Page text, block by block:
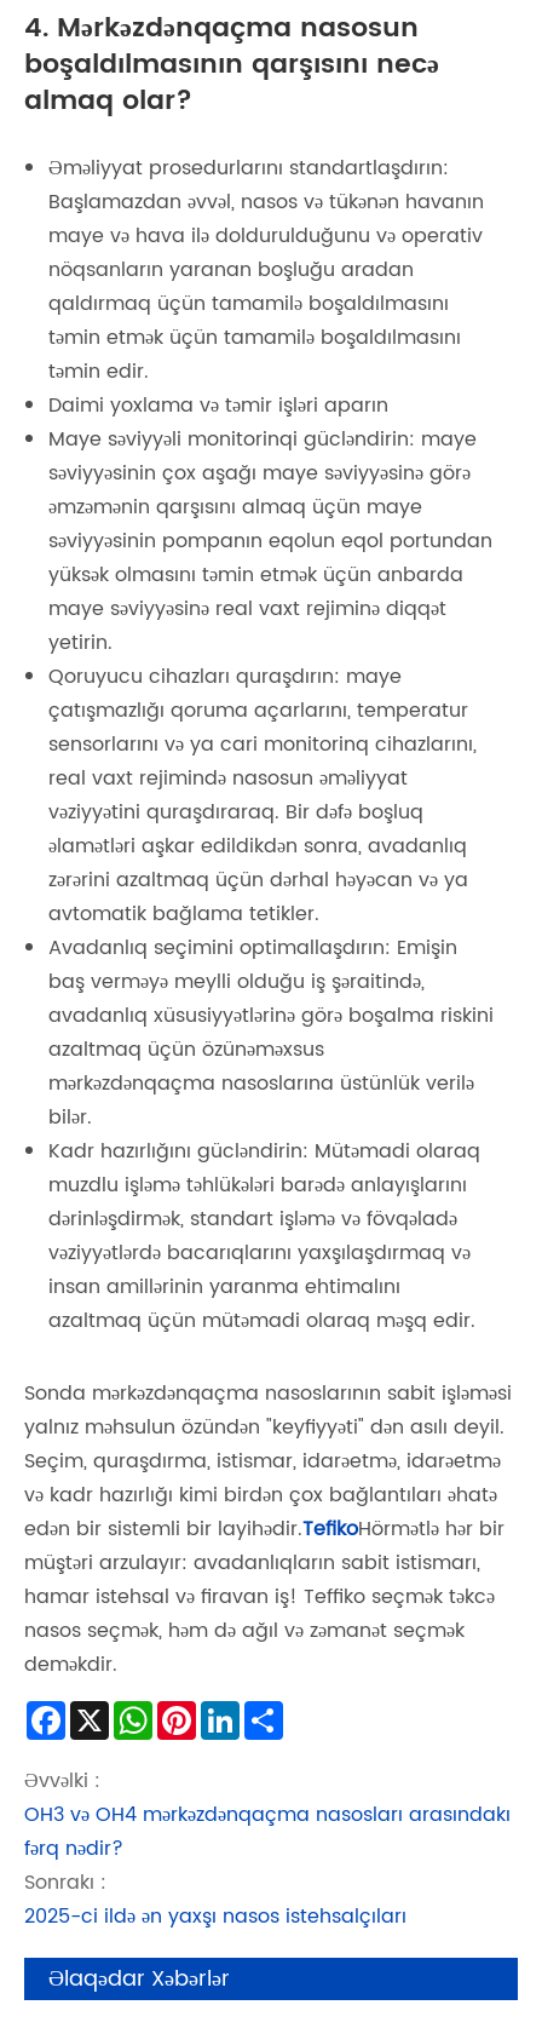
4. Mərkəzdənqaçma nasosun
boşaldılmasının qarşısını necə
almaq olar?
Əməliyyat prosedurlarını standartlaşdırın:
Başlamazdan əvvəl, nasos və tükənən havanın
maye və hava ilə doldurulduğunu və operativ
nöqsanların yaranan boşluğu aradan
qaldırmaq üçün tamamilə boşaldılmasını
təmin etmək üçün tamamilə boşaldılmasını
təmin edir.
Daimi yoxlama və təmir işləri aparın
Maye səviyyəli monitorinqi gücləndirin: maye
səviyyəsinin çox aşağı maye səviyyəsinə görə
əmzəmənin qarşısını almaq üçün maye
səviyyəsinin pompanın eqolun eqol portundan
yüksək olmasını təmin etmək üçün anbarda
maye səviyyəsinə real vaxt rejiminə diqqət
yetirin.
Qoruyucu cihazları quraşdırın: maye
çatışmazlığı qoruma açarlarını, temperatur
sensorlarını və ya cari monitorinq cihazlarını,
real vaxt rejimində nasosun əməliyyat
vəziyyətini quraşdıraraq. Bir dəfə boşluq
əlamətləri aşkar edildikdən sonra, avadanlıq
zərərini azaltmaq üçün dərhal həyəcan və ya
avtomatik bağlama tetikler.
Avadanlıq seçimini optimallaşdırın: Emişin
baş verməyə meylli olduğu iş şəraitində,
avadanlıq xüsusiyyətlərinə görə boşalma riskini
azaltmaq üçün özünəməxsus
mərkəzdənqaçma nasoslarına üstünlük verilə
bilər.
Kadr hazırlığını gücləndirin: Mütəmadi olaraq
muzdlu işləmə təhlükələri barədə anlayışlarını
dərinləşdirmək, standart işləmə və fövqəladə
vəziyyətlərdə bacarıqlarını yaxşılaşdırmaq və
insan amillərinin yaranma ehtimalını
azaltmaq üçün mütəmadi olaraq məşq edir.
Sonda mərkəzdənqaçma nasoslarının sabit işləməsi
yalnız məhsulun özündən "keyfiyyəti" dən asılı deyil.
Seçim, quraşdırma, istismar, idarəetmə, idarəetmə
və kadr hazırlığı kimi birdən çox bağlantıları əhatə
edən bir sistemli bir layihədir.TefikoHörmətlə hər bir
müştəri arzulayır: avadanlıqların sabit istismarı,
hamar istehsal və firavan iş! Teffiko seçmək təkcə
nasos seçmək, həm də ağıl və zəmanət seçmək
deməkdir.
Facebook
X WhatsApp
Pinterest
LinkedIn
Əvvəlki :
OH3 və OH4 mərkəzdənqaçma nasosları arasındakı
fərq nədir?
Sonrakı :
2025-ci ildə ən yaxşı nasos istehsalçıları
Əlaqədar Xəbərlər